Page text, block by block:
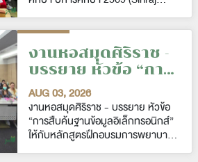
Resources " ใน
กิจกรรม Siriraj
Graduates
Orientation 2026
Graduates Orientation 2026) จัด
โดยงานการศึกษาระดับหลังปริญญา
มหาวิทยาลัยมหิดล ในวันศุกร์ที่ 31
กรกฏาคม พ.ศ. 2569
งานหอสมุดศิริราช -
บรรยาย หัวข้อ “การ
สืบค้นฐานข้อมูล
อิเล็กทรอนิกส์” ให้
กับหลักสูตรฝึกอบรม
การพยาบาลเฉพาะ
ทาง สาขาการ
AUG 03, 2026
งานหอสมุดศิริราช - บรรยาย หัวข้อ
“การสืบค้นฐานข้อมูลอิเล็กทรอนิกส์”
ให้กับหลักสูตรฝึกอบรมการพยาบาล
เฉพาะทาง สาขาการพยาบาลเวช